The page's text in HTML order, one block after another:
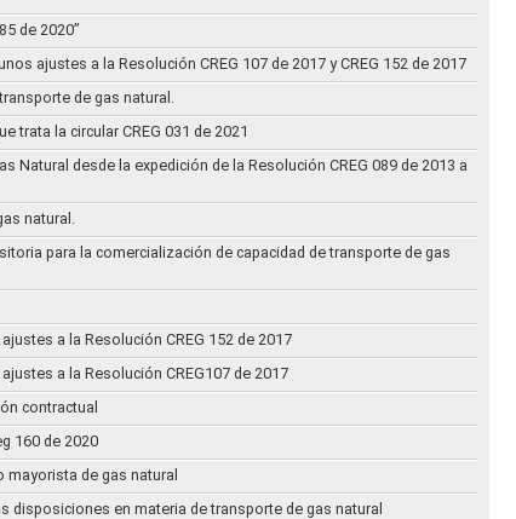
de 2020”
ajustes a la Resolución CREG 107 de 2017 y CREG 152 de 2017
de gas natural.
trata la circular CREG 031 de 2021
desde la expedición de la Resolución CREG 089 de 2013 a
natural.
para la comercialización de capacidad de transporte de gas
a la Resolución CREG 152 de 2017
a la Resolución CREG107 de 2017
contractual
160 de 2020
de gas natural
disposiciones en materia de transporte de gas natural